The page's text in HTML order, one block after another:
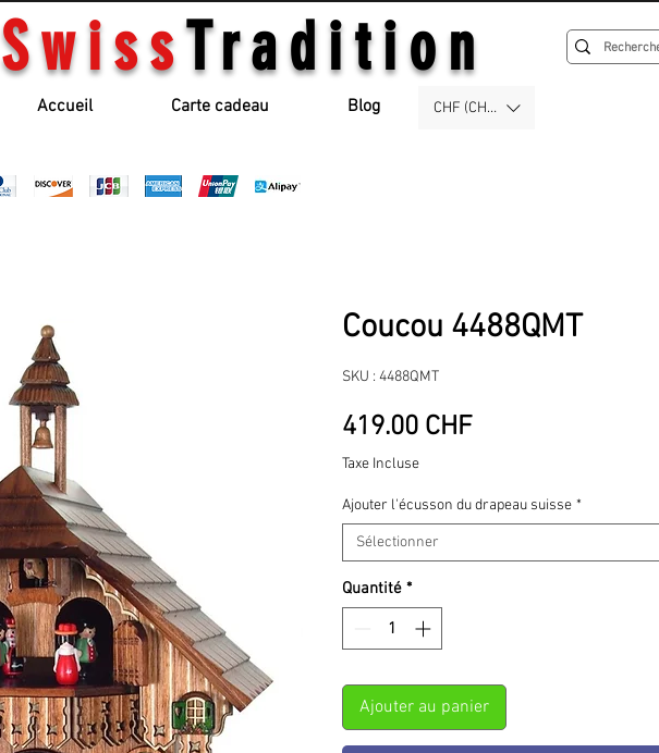
SwissTradition
Accueil Carte cadeau Blog CHF (CHF)
Coucou 4488QMT
SKU : 4488QMT
419.00 CHFPrix
Taxe Incluse
Ajouter l'écusson du drapeau suisse *
Sélectionner
Quantité *
Ajouter au panier